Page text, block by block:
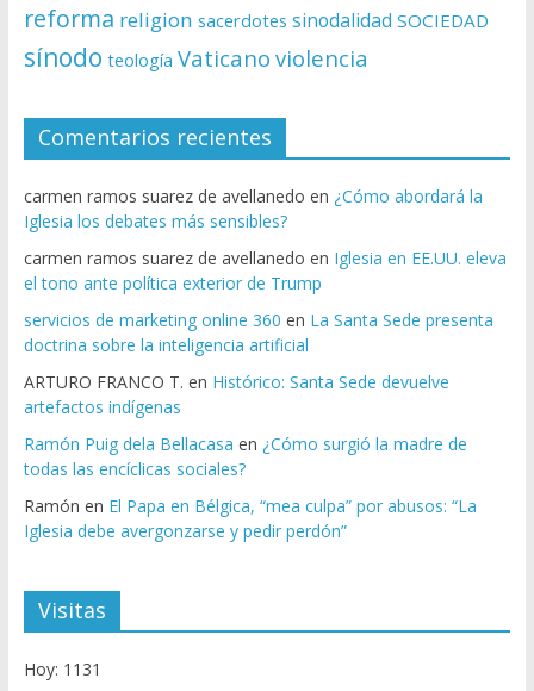
reforma religion sacerdotes sinodalidad SOCIEDAD
sínodo teología Vaticano violencia
Comentarios recientes
carmen ramos suarez de avellanedo en ¿Cómo abordará la
Iglesia los debates más sensibles?
carmen ramos suarez de avellanedo en Iglesia en EE.UU. eleva
el tono ante política exterior de Trump
servicios de marketing online 360 en La Santa Sede presenta
doctrina sobre la inteligencia artificial
ARTURO FRANCO T. en Histórico: Santa Sede devuelve
artefactos indígenas
Ramón Puig dela Bellacasa en ¿Cómo surgió la madre de
todas las encíclicas sociales?
Ramón en El Papa en Bélgica, “mea culpa” por abusos: “La
Iglesia debe avergonzarse y pedir perdón”
Visitas
Hoy: 1131